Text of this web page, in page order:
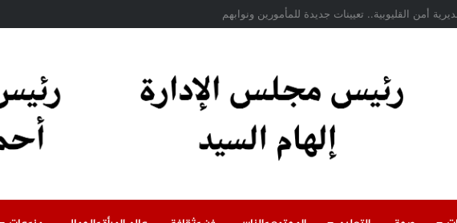
سقوط سقف أثناء إزالة مبنى مخالف بطوخ ويوجه بصرف إعانة عاجلة لأسرة العامل المتوفى